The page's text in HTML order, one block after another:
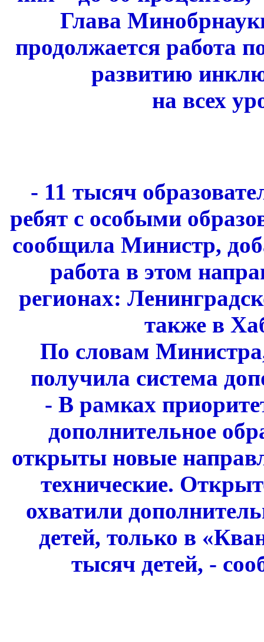
Глава
продолжается работа
развитию
на всех
- 11 тысяч
ребят с особыми
сообщила Министр,
работа в этом
регионах:
также в
По словам
получила система
- В рамках
дополнительное
открыты новые
технические.
охватили
детей, только в
тысяч детей, -